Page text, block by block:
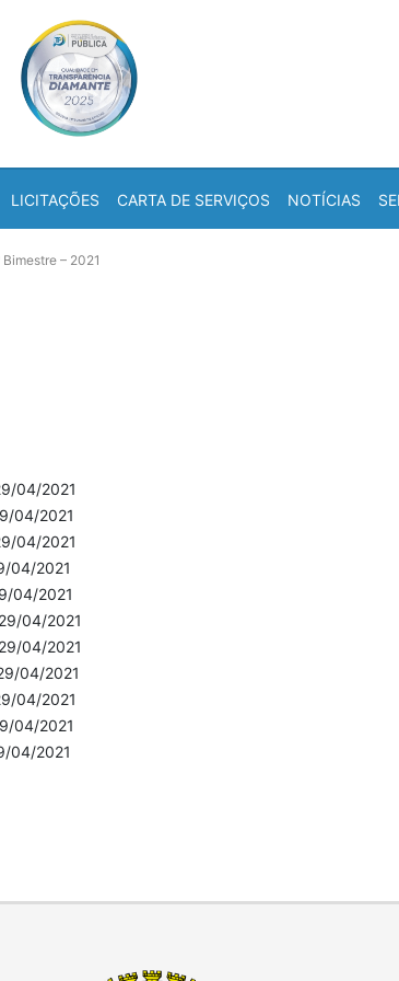
LICITAÇÕES CARTA DE SERVIÇOS NOTÍCIAS
Bimestre – 2021
04/2021
04/2021
04/2021
04/2021
04/2021
29/04/2021
29/04/2021
04/2021
04/2021
04/2021
04/2021